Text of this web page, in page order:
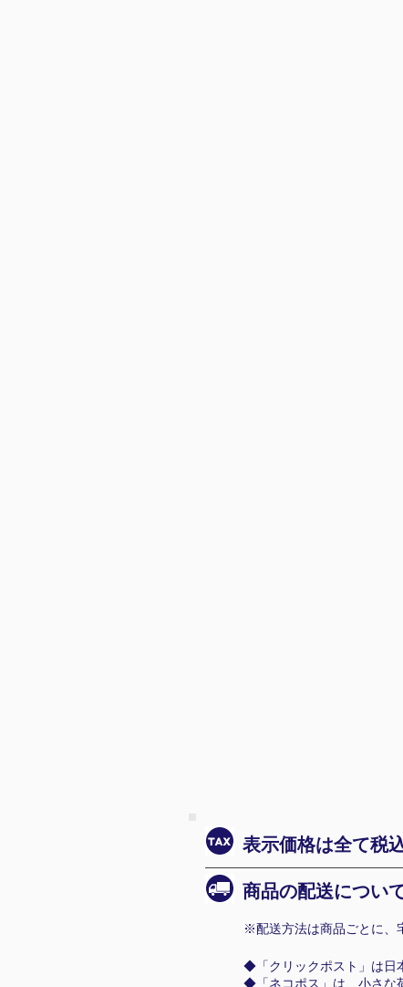
表示価格は全て税
商品の配送につい
※配送方法は商品ごとに、
◆「クリックポスト」は日
◆「ネコポス」は、小さな